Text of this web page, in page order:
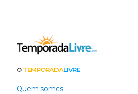
OTEMPORADALIVRE
Quem somos